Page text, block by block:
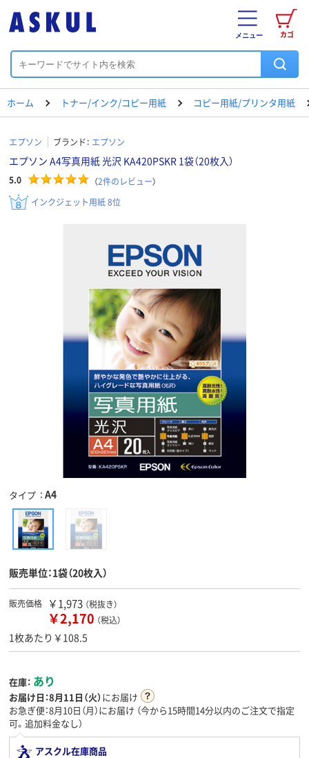
カゴ
メニュー
ホーム トナー/インク/コピー用紙 コピー用紙/プリンタ用紙
エプソン ブランド： エプソン
エプソン A4写真用紙 光沢 KA420PSKR 1袋（20枚入）
5.0 （2件のレビュー）
インクジェット用紙 8位
タイプ A4
販売単位：1袋（20枚入）
販売価格 ￥1,973 （税抜き）
￥2,170 （税込）
1枚あたり￥108.5
在庫： あり
お届け日：8月11日（火）にお届け
お急ぎ便：8月10日（月）にお届け （今から15時間14分以内のご注文で指定
可。追加料金なし）
アスクル在庫商品